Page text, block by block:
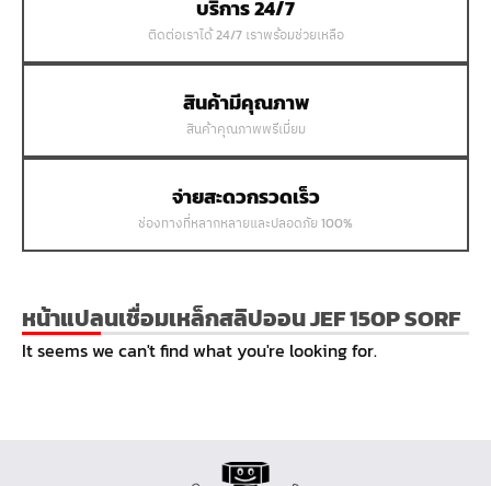
บริการ 24/7
ติดต่อเราได้ 24/7 เราพร้อมช่วยเหลือ
สินค้ามีคุณภาพ
สินค้าคุณภาพพรีเมี่ยม
จ่ายสะดวกรวดเร็ว
ช่องทางที่หลากหลายและปลอดภัย 100%
หน้าแปลนเชื่อมเหล็กสลิปออน JEF 150P SORF
It seems we can't find what you're looking for.